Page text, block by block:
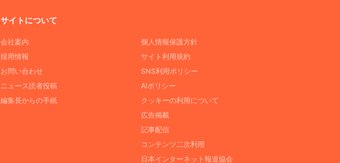
サイトについて
会社案内
採用情報
お問い合わせ
ニュース読者投稿
編集長からの手紙
個人情報保護方針
サイト利用規約
SNS利用ポリシー
AIポリシー
クッキーの利用について
広告掲載
記事配信
コンテンツ二次利用
日本インターネット報道協会